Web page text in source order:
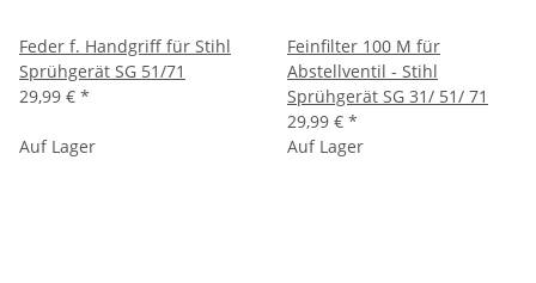
Feder f. Handgriff für Stihl
Sprühgerät SG 51/71
29,99 € *
Feinfilter 100 M für
Abstellventil - Stihl
Sprühgerät SG 31/ 51/ 71
29,99 € *
Auf Lager
Auf Lager